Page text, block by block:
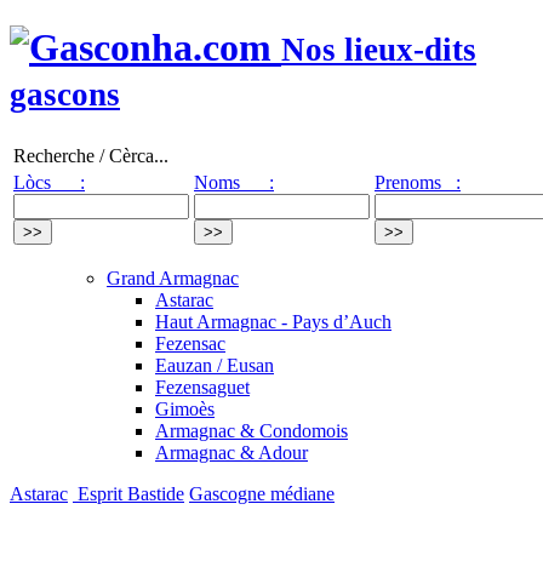
Nos lieux-dits
gascons
Recherche / Cèrca...
Lòcs :
Noms : Prenoms :
Grand Armagnac
Astarac
Haut Armagnac - Pays d’Auch
Fezensac
Eauzan / Eusan
Fezensaguet
Gimoès
Armagnac & Condomois
Armagnac & Adour
Astarac Esprit Bastide Gascogne médiane